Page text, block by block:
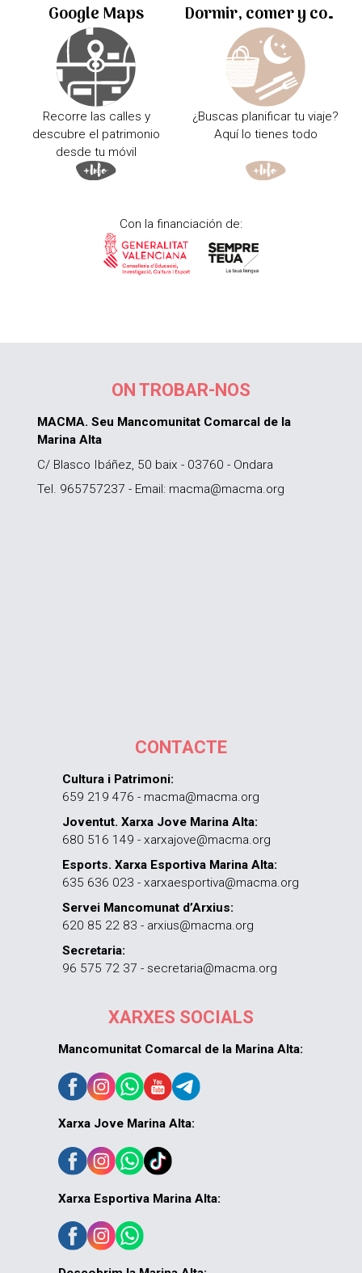
Google Maps
Recorre las calles y
descubre el patrimonio
desde tu móvil
Dormir, comer y comprar
¿Buscas planificar tu viaje?
Aquí lo tienes todo
Con la financiación de:
ON TROBAR-NOS
MACMA. Seu Mancomunitat Comarcal de la
Marina Alta
C/ Blasco Ibáñez, 50 baix - 03760 - Ondara
Tel. 965757237 - Email: macma@macma.org
CONTACTE
Cultura i Patrimoni:
659 219 476 - macma@macma.org
Joventut. Xarxa Jove Marina Alta:
680 516 149 - xarxajove@macma.org
Esports. Xarxa Esportiva Marina Alta:
635 636 023 - xarxaesportiva@macma.org
Servei Mancomunat d’Arxius:
620 85 22 83 - arxius@macma.org
Secretaria:
96 575 72 37 - secretaria@macma.org
XARXES SOCIALS
Mancomunitat Comarcal de la Marina Alta:
Xarxa Jove Marina Alta:
Xarxa Esportiva Marina Alta: